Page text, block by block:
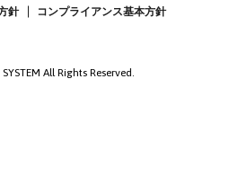
針
コンプライアンス基本方針
All Rights Reserved.